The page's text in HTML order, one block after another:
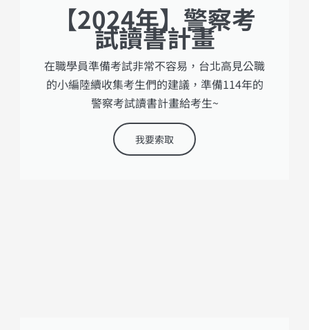
【2024年】警察考
試讀書計畫
在職學員準備考試非常不容易，台北高見公職
的小編陸續收集考生們的建議，準備114年的
警察考試讀書計畫給考生~
我要索取